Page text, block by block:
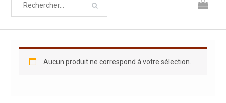
Aucun produit ne correspond à votre sélection.